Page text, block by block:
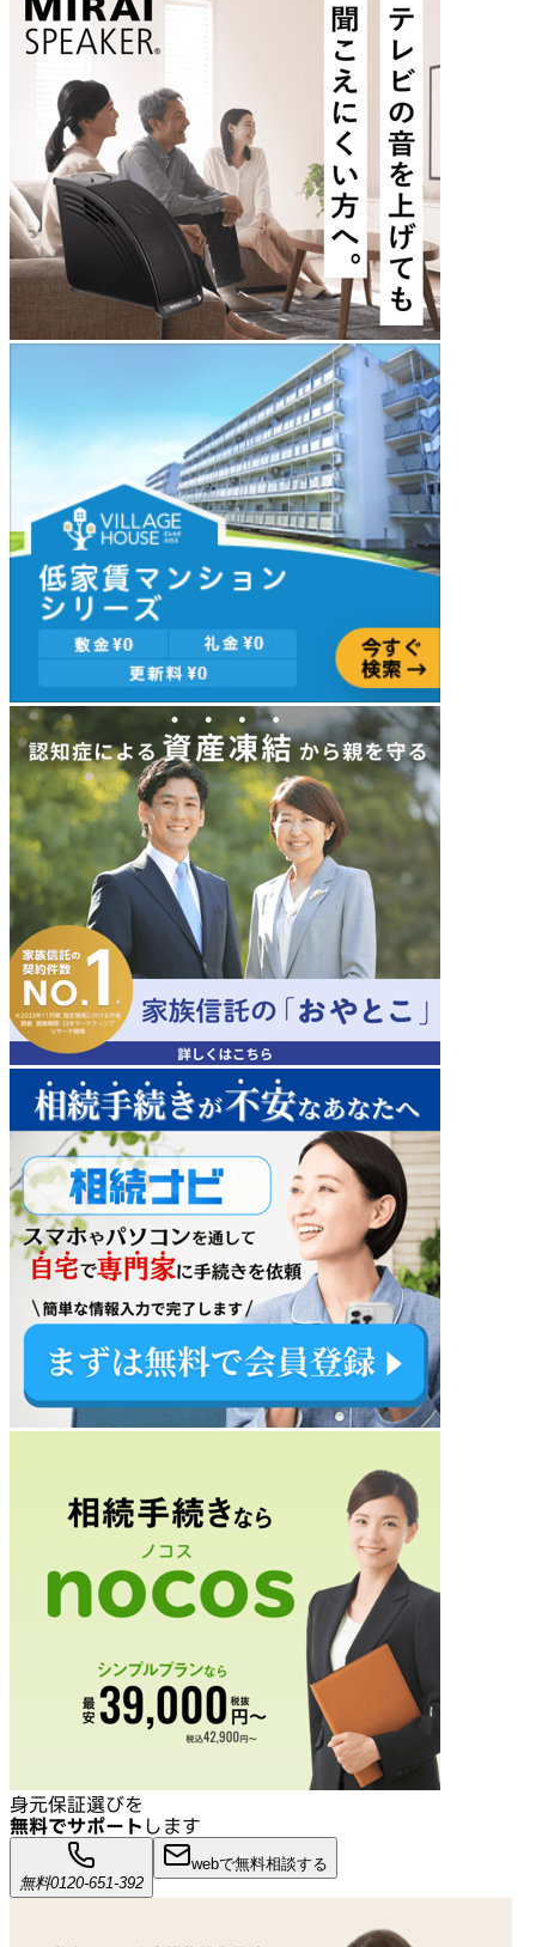
身元保証選びを
無料でサポート します
無料0120-651-392
webで無料相談する